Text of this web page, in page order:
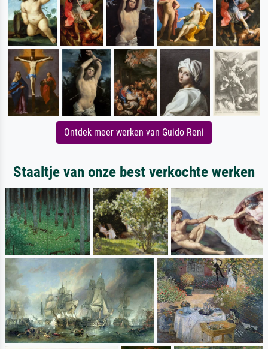
Ontdek meer werken van Guido Reni
Staaltje van onze best verkochte werken